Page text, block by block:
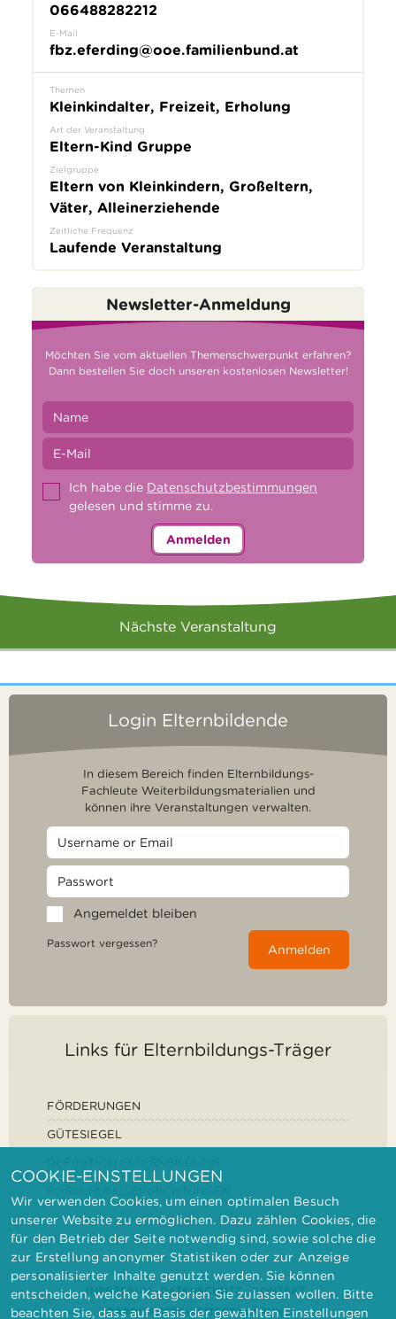
066488282212
E-Mail
fbz.eferding@ooe.familienbund.at
Themen
Kleinkindalter, Freizeit, Erholung
Art der Veranstaltung
Eltern-Kind Gruppe
Zielgruppe
Eltern von Kleinkindern, Großeltern,
Väter, Alleinerziehende
Zeitliche Frequenz
Laufende Veranstaltung
Newsletter-Anmeldung
Möchten Sie vom aktuellen Themenschwerpunkt erfahren?
Dann bestellen Sie doch unseren kostenlosen Newsletter!
Ich habe die Datenschutzbestimmungen
gelesen und stimme zu.
Anmelden
Nächste Veranstaltung
Login Elternbildende
In diesem Bereich finden Elternbildungs-
Fachleute Weiterbildungsmaterialien und
können ihre Veranstaltungen verwalten.
Angemeldet bleiben
Passwort vergessen? Anmelden
Links für Elternbildungs-Träger
FÖRDERUNGEN
GÜTESIEGEL
IMPRESSUM DATENSCHUTZ
KONTAKT
BARRIEREFREIHEITSERKLÄRUNG
COOKIE-EINSTELLUNGEN
Wir verwenden Cookies, um einen optimalen Besuch
unserer Website zu ermöglichen. Dazu zählen Cookies, die
für den Betrieb der Seite notwendig sind, sowie solche die
zur Erstellung anonymer Statistiken oder zur Anzeige
personalisierter Inhalte genutzt werden. Sie können
entscheiden, welche Kategorien Sie zulassen wollen. Bitte
beachten Sie, dass auf Basis der gewählten Einstellungen